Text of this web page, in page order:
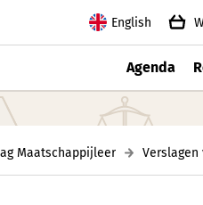
English
Agenda
Maatschappijleer Verslagen